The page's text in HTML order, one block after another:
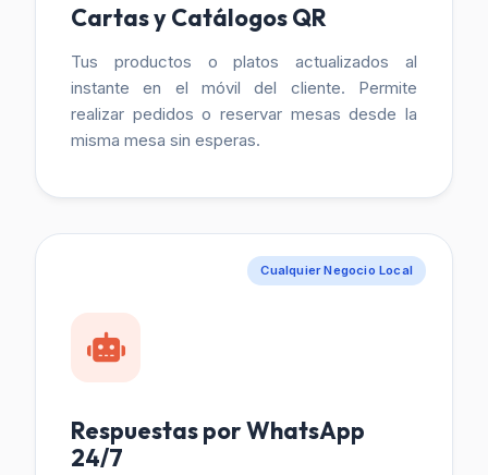
Cartas y Catálogos QR
Tus productos o platos actualizados al
instante en el móvil del cliente. Permite
realizar pedidos o reservar mesas desde la
misma mesa sin esperas.
Cualquier Negocio Local
Respuestas por WhatsApp
24/7